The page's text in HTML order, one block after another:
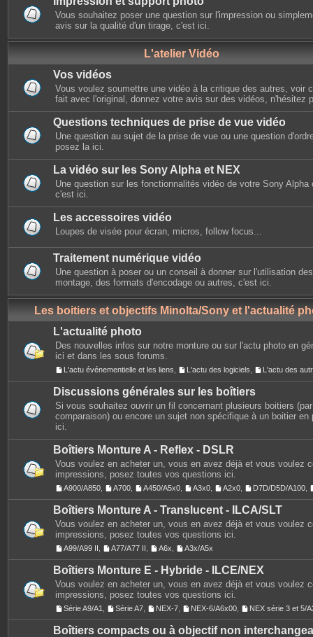
Vous souhaitez poser une question sur l'impression ou
avis sur la qualité d'un tirage, c'est ici.
L'atelier Vidéo
Vos vidéos
Vous voulez soumettre une vidéo à la critique des autres, voir
fait avec l'original, donnez votre avis sur des vidéos, n'hésitez
Questions techniques de prise de vue vidéo
Une question au sujet de la prise de vue ou une question
posez la ici.
La vidéo sur les Sony Alpha et NEX
Une question sur les fonctionnalités vidéo de votre Sony Alpha
c'est ici.
Les accessoires vidéo
Loupes de visée pour écran, micros, follow focus...
Traitement numérique vidéo
Une question à poser ou un conseil à donner sur l'utilisation
montage, des formats d'encodage ou autres, c'est ici.
Les boitiers et objectifs Minolta/Sony et l'actualité
L'actualité photo
Des nouvelles infos sur notre monture ou sur l'actu photo en
ici et dans les sous forums.
L'actu événementielle et les liens L'actu des logiciels L'actu des
Discussions générales sur les boîtiers
Si vous souhaitez ouvrir un fil concernant plusieurs boitiers
comparaison) ou encore un sujet non spécifique à un boitier en
ici.
Boîtiers Monture A - Reflex - DSLR
Vous voulez en acheter un, vous en avez déjà et vous voulez
impressions, posez toutes vos questions ici.
A900/A850 A700 A450/A5x0 A3x0 A2x0 D7D/D5D/A100
Boîtiers Monture A - Translucent - ILCA/SLT
Vous voulez en acheter un, vous en avez déjà et vous voulez
impressions, posez toutes vos questions ici.
A99/A99 II A77/A77 II A6x A3x/A5x
Boîtiers Monture E - Hybride - ILCE/NEX
Vous voulez en acheter un, vous en avez déjà et vous voulez
impressions, posez toutes vos questions ici.
Série A9/A1 Série A7 NEX-7 NEX-6/A6x00 NEX série 3 et 5/
Boîtiers compacts ou à objectif non